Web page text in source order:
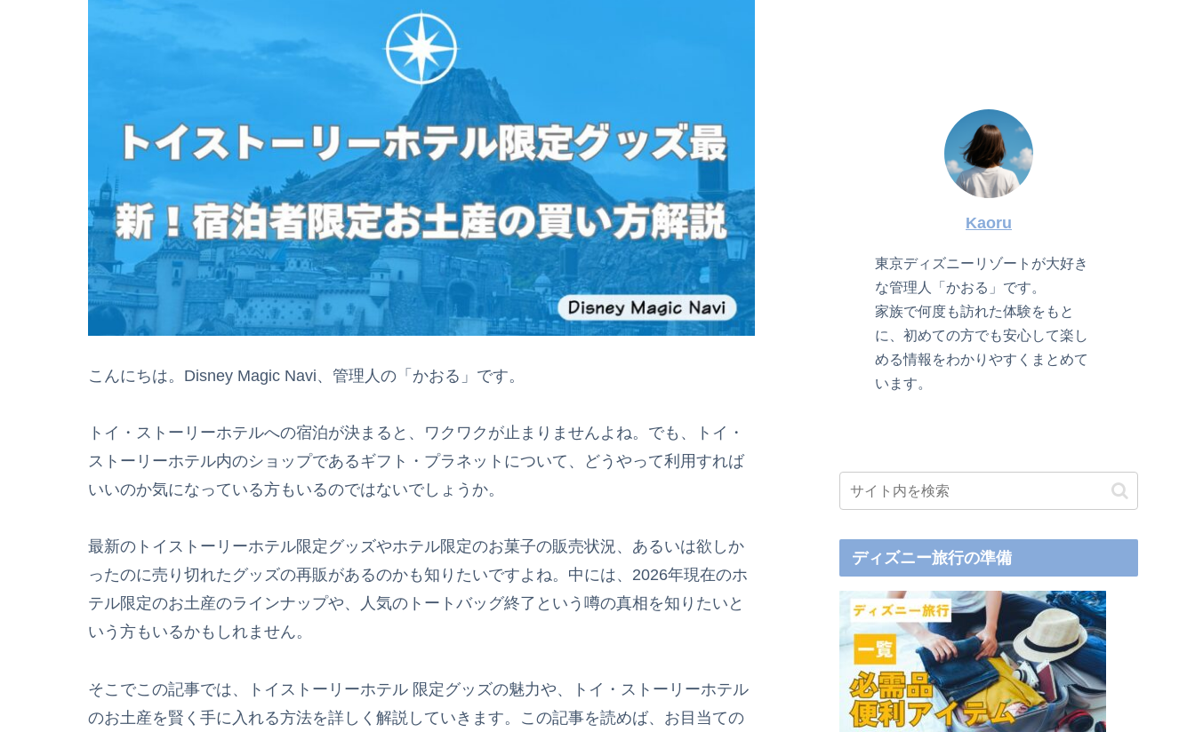
こんにちは。Disney Magic Navi、管理人の「かおる」です。
トイ・ストーリーホテルへの宿泊が決まると、ワクワクが止まりませんよね。でも、トイ・
ストーリーホテル内のショップであるギフト・プラネットについて、どうやって利用すれば
いいのか気になっている方もいるのではないでしょうか。
最新のトイストーリーホテル限定グッズやホテル限定のお菓子の販売状況、あるいは欲しか
ったのに売り切れたグッズの再販があるのかも知りたいですよね。中には、2026年現在のホ
テル限定のお土産のラインナップや、人気のトートバッグ終了という噂の真相を知りたいと
いう方もいるかもしれません。
そこでこの記事では、トイストーリーホテル 限定グッズの魅力や、トイ・ストーリーホテル
のお土産を賢く手に入れる方法を詳しく解説していきます。この記事を読めば、お目当ての
Kaoru
東京ディズニーリゾートが大好き
な管理人「かおる」です。
家族で何度も訪れた体験をもと
に、初めての方でも安心して楽し
める情報をわかりやすくまとめて
います。
ディズニー旅行の準備